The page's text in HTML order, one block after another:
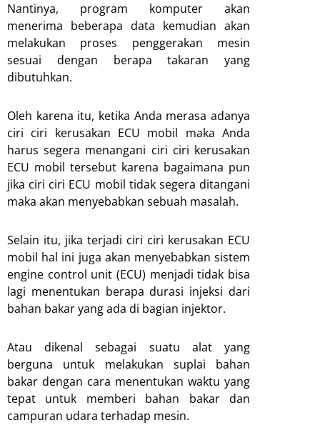
Nantinya, program komputer akan
menerima beberapa data kemudian akan
melakukan proses penggerakan mesin
sesuai dengan berapa takaran yang
dibutuhkan.
Oleh karena itu, ketika Anda merasa adanya
ciri ciri kerusakan ECU mobil maka Anda
harus segera menangani ciri ciri kerusakan
ECU mobil tersebut karena bagaimana pun
jika ciri ciri ECU mobil tidak segera ditangani
maka akan menyebabkan sebuah masalah.
Selain itu, jika terjadi ciri ciri kerusakan ECU
mobil hal ini juga akan menyebabkan sistem
engine control unit (ECU) menjadi tidak bisa
lagi menentukan berapa durasi injeksi dari
bahan bakar yang ada di bagian injektor.
Atau dikenal sebagai suatu alat yang
berguna untuk melakukan suplai bahan
bakar dengan cara menentukan waktu yang
tepat untuk memberi bahan bakar dan
campuran udara terhadap mesin.